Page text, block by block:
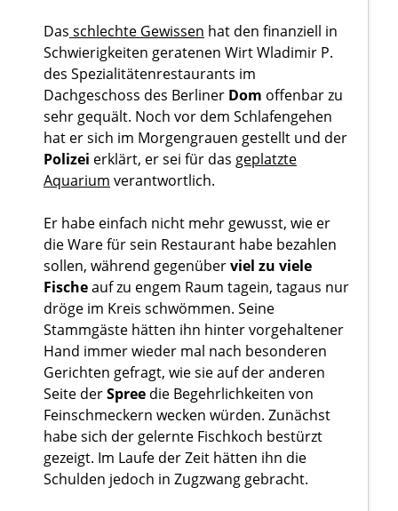
Das schlechte Gewissen hat den finanziell in
Schwierigkeiten geratenen Wirt Wladimir P.
des Spezialitätenrestaurants im
Dachgeschoss des Berliner Dom offenbar zu
sehr gequält. Noch vor dem Schlafengehen
hat er sich im Morgengrauen gestellt und der
Polizei erklärt, er sei für das geplatzte
Aquarium verantwortlich.
Er habe einfach nicht mehr gewusst, wie er
die Ware für sein Restaurant habe bezahlen
sollen, während gegenüberviel zu viele
Fischeauf zu engem Raum tagein, tagaus nur
dröge im Kreis schwömmen. Seine
Stammgäste hätten ihn hinter vorgehaltener
Hand immer wieder mal nach besonderen
Gerichten gefragt, wie sie auf der anderen
Seite derSpreedie Begehrlichkeiten von
Feinschmeckern wecken würden. Zunächst
habe sich der gelernte Fischkoch bestürzt
gezeigt. Im Laufe der Zeit hätten ihn die
Schulden jedoch in Zugzwang gebracht.